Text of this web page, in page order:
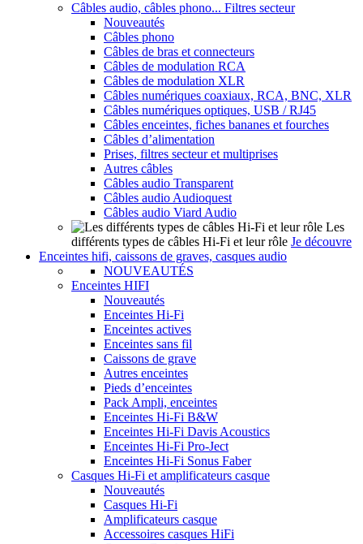
Câbles audio, câbles phono... Filtres secteur
Nouveautés
Câbles phono
Câbles de bras et connecteurs
Câbles de modulation RCA
Câbles de modulation XLR
Câbles numériques coaxiaux, RCA, BNC, XLR
Câbles numériques optiques, USB / RJ45
Câbles enceintes, fiches bananes et fourches
Câbles d’alimentation
Prises, filtres secteur et multiprises
Autres câbles
Câbles audio Transparent
Câbles audio Audioquest
Câbles audio Viard Audio
Les
différents types de câbles Hi-Fi et leur rôle Je découvre
Enceintes hifi, caissons de graves, casques audio
NOUVEAUTÉS
Enceintes HIFI
Nouveautés
Enceintes Hi-Fi
Enceintes actives
Enceintes sans fil
Caissons de grave
Autres enceintes
Pieds d’enceintes
Pack Ampli, enceintes
Enceintes Hi-Fi B&W
Enceintes Hi-Fi Davis Acoustics
Enceintes Hi-Fi Pro-Ject
Enceintes Hi-Fi Sonus Faber
Casques Hi-Fi et amplificateurs casque
Nouveautés
Casques Hi-Fi
Amplificateurs casque
Accessoires casques HiFi